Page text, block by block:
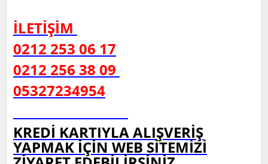
İLETİŞİM
0212 253 06 17
0212 256 38 09
05327234954
KREDİ KARTIYLA ALIŞVERİŞ
YAPMAK İÇİN WEB SİTEMİZİ